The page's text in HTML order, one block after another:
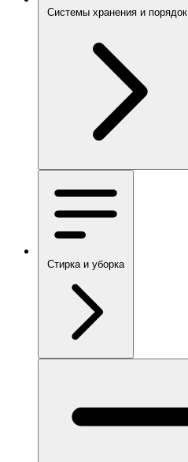
Системы хранения и порядок
Стирка и уборка